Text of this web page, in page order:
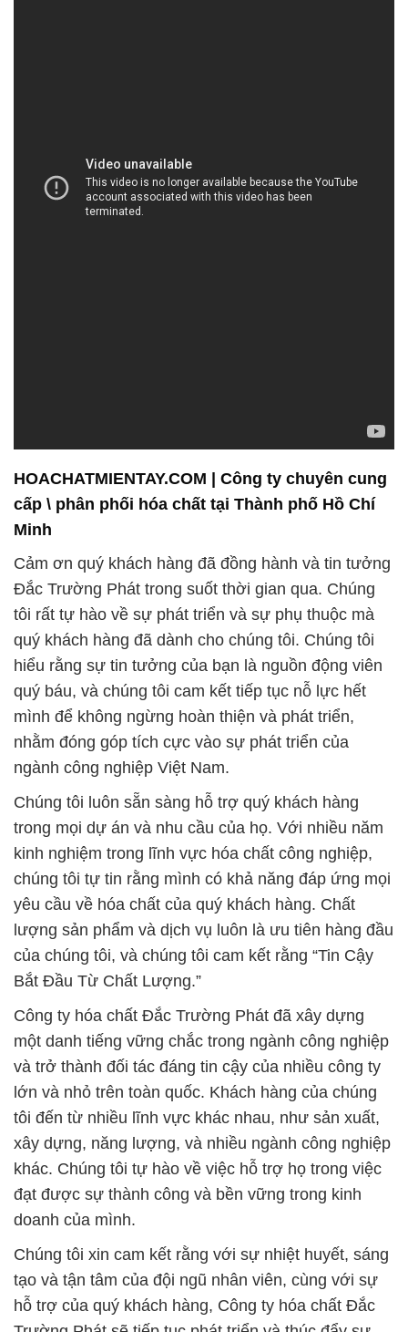
Cảm ơn quý khách hàng đã đồng hành và tin tưởng
Đắc Trường Phát trong suốt thời gian qua. Chúng
tôi rất tự hào về sự phát triển và sự phụ thuộc mà
quý khách hàng đã dành cho chúng tôi. Chúng tôi
hiểu rằng sự tin tưởng của bạn là nguồn động viên
quý báu, và chúng tôi cam kết tiếp tục nỗ lực hết
mình để không ngừng hoàn thiện và phát triển,
nhằm đóng góp tích cực vào sự phát triển của
ngành công nghiệp Việt Nam.
Chúng tôi luôn sẵn sàng hỗ trợ quý khách hàng
trong mọi dự án và nhu cầu của họ. Với nhiều năm
kinh nghiệm trong lĩnh vực hóa chất công nghiệp,
chúng tôi tự tin rằng mình có khả năng đáp ứng mọi
yêu cầu về hóa chất của quý khách hàng. Chất
lượng sản phẩm và dịch vụ luôn là ưu tiên hàng đầu
của chúng tôi, và chúng tôi cam kết rằng “Tin Cậy
Bắt Đầu Từ Chất Lượng.”
Công ty hóa chất Đắc Trường Phát đã xây dựng
một danh tiếng vững chắc trong ngành công nghiệp
và trở thành đối tác đáng tin cậy của nhiều công ty
lớn và nhỏ trên toàn quốc. Khách hàng của chúng
tôi đến từ nhiều lĩnh vực khác nhau, như sản xuất,
xây dựng, năng lượng, và nhiều ngành công nghiệp
khác. Chúng tôi tự hào về việc hỗ trợ họ trong việc
đạt được sự thành công và bền vững trong kinh
doanh của mình.
Chúng tôi xin cam kết rằng với sự nhiệt huyết, sáng
tạo và tận tâm của đội ngũ nhân viên, cùng với sự
hỗ trợ của quý khách hàng, Công ty hóa chất Đắc
Trường Phát sẽ tiếp tục phát triển và thúc đẩy sự
phát triển của ngành công nghiệp hóa chất công
nghiệp tại Việt Nam. Hãy tin tưởng chọn chúng tôi
để đạt được mục tiêu và thành công trong dự án
của bạn. Chúng tôi sẽ không ngừng phấn đấu để